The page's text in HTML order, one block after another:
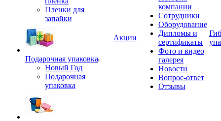
Пленки для
запайки
Подарочная упаковка
Новый Год
Подарочная
упаковка
Акции
компании
Сотрудники
Оборудование
Дипломы и
сертификаты
Фото и видео
галерея
Новости
Вопрос-ответ
Отзывы